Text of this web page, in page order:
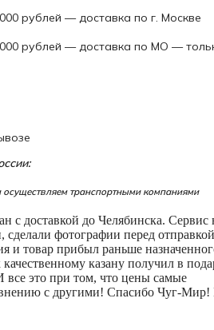
рублей — доставка по г. Москве
рублей — доставка по МО —
транспортными компаниями
с доставкой до Челябинска. Сервис
сделали фотографии перед
и товар прибыл раньше
казану получил в
все это при том, что цены самые
с другими! Спасибо Чуг-Мир!